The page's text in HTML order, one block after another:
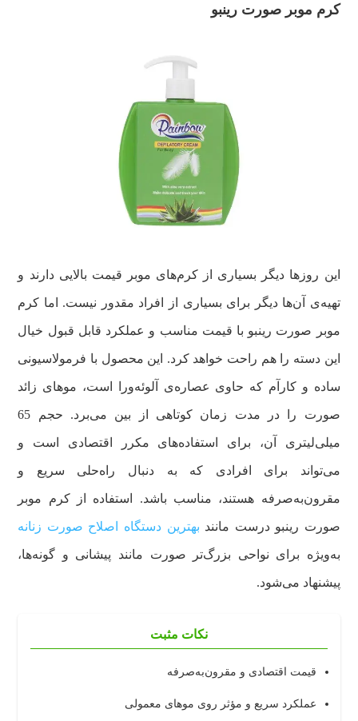
کرم موبر صورت رینبو
این روزها دیگر بسیاری از کرم‌های موبر قیمت بالایی دارند و
تهیه‌ی آن‌ها دیگر برای بسیاری از افراد مقدور نیست. اما کرم
موبر صورت رینبو با قیمت مناسب و عملکرد قابل قبول خیال
این دسته را هم راحت خواهد کرد. این محصول با فرمولاسیونی
ساده و کارآم که حاوی عصاره‌ی آلوئه‌ورا است، موهای زائد
صورت را در مدت زمان کوتاهی از بین می‌برد. حجم 65
میلی‌لیتری آن، برای استفاده‌های مکرر اقتصادی است و
می‌تواند برای افرادی که به دنبال راه‌حلی سریع و
مقرون‌به‌صرفه هستند، مناسب باشد. استفاده از کرم موبر
صورت رینبو درست مانند بهترین دستگاه اصلاح صورت زنانه
به‌ویژه برای نواحی بزرگ‌تر صورت مانند پیشانی و گونه‌ها،
پیشنهاد می‌شود.
نکات مثبت
قیمت اقتصادی و مقرون‌به‌صرفه
عملکرد سریع و مؤثر روی موهای معمولی